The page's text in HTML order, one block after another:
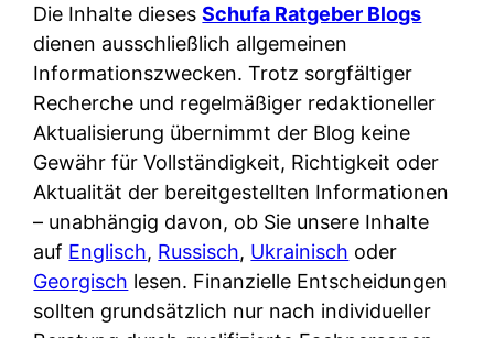
e
D
a
t
e
n
w
i
r
k
l
n
d
e
r
n
u
n
k
t
i
e
r
A
p
p
&
O
n
l
i
n
b
H
-
M
y
t
h
o
s
:
W
Die Inhalte diesesSchufa Ratgeber Blogs
dienen ausschließlich allgemeinen
Informationszwecken. Trotz sorgfältiger
Recherche und regelmäßiger redaktioneller
Aktualisierung übernimmt der Blog keine
Gewähr für Vollständigkeit, Richtigkeit oder
Aktualität der bereitgestellten Informationen
– unabhängig davon, ob Sie unsere Inhalte
auf Englisch, Russisch, Ukrainisch oder
Georgisch lesen. Finanzielle Entscheidungen
sollten grundsätzlich nur nach individueller